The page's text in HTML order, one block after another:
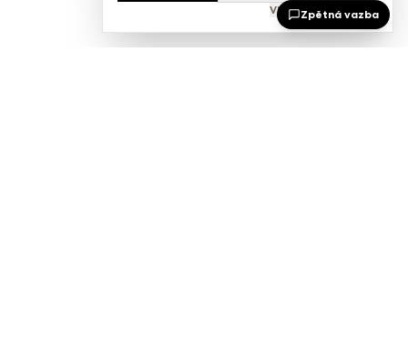
Vlastní nastavení
Zpětná vazba